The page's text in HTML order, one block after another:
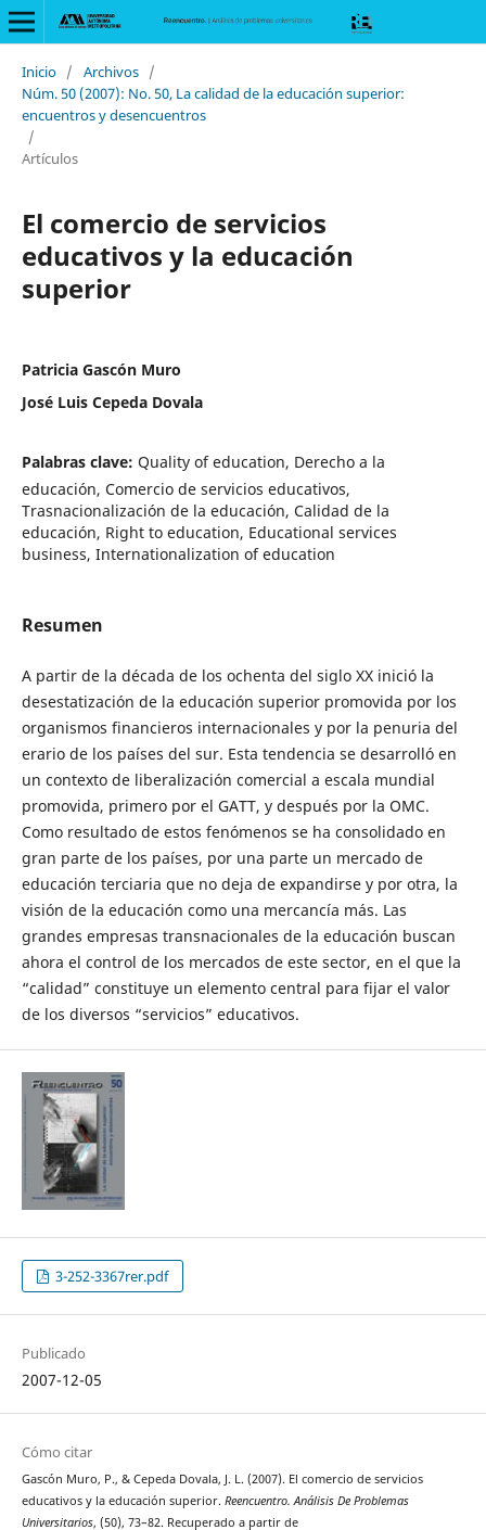
Inicio / Archivos /
Núm. 50 (2007): No. 50, La calidad de la educación superior:
encuentros y desencuentros
/
Artículos
El comercio de servicios
educativos y la educación
superior
Patricia Gascón Muro
José Luis Cepeda Dovala
Palabras clave: Quality of education, Derecho a la
educación, Comercio de servicios educativos,
Trasnacionalización de la educación, Calidad de la
educación, Right to education, Educational services
business, Internationalization of education
Resumen
A partir de la década de los ochenta del siglo XX inició la
desestatización de la educación superior promovida por los
organismos financieros internacionales y por la penuria del
erario de los países del sur. Esta tendencia se desarrolló en
un contexto de liberalización comercial a escala mundial
promovida, primero por el GATT, y después por la OMC.
Como resultado de estos fenómenos se ha consolidado en
gran parte de los países, por una parte un mercado de
educación terciaria que no deja de expandirse y por otra, la
visión de la educación como una mercancía más. Las
grandes empresas transnacionales de la educación buscan
ahora el control de los mercados de este sector, en el que la
“calidad” constituye un elemento central para fijar el valor
de los diversos “servicios” educativos.
3-252-3367rer.pdf
Publicado
2007-12-05
Cómo citar
Gascón Muro, P., & Cepeda Dovala, J. L. (2007). El comercio de servicios
educativos y la educación superior. Reencuentro. Análisis De Problemas
Universitarios, (50), 73–82. Recuperado a partir de